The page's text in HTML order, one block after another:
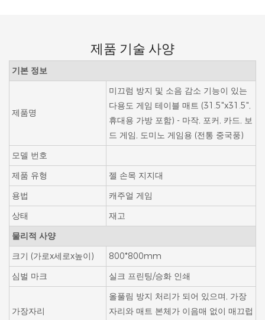
제품 기술 사양
기본 정보
제품명
미끄럼 방지 및 소음 감소 기능이 있는
다용도 게임 테이블 매트 (31.5"x31.5",
휴대용 가방 포함) - 마작, 포커, 카드, 보
드 게임, 도미노 게임용 (전통 중국풍)
모델 번호
제품 유형
젤 손목 지지대
용법
캐주얼 게임
상태
재고
물리적 사양
크기 (가로x세로x높이)
800*800mm
심벌 마크
실크 프린팅/승화 인쇄
가장자리
올풀림 방지 처리가 되어 있으며, 가장
자리와 매트 본체가 이음매 없이 매끄럽